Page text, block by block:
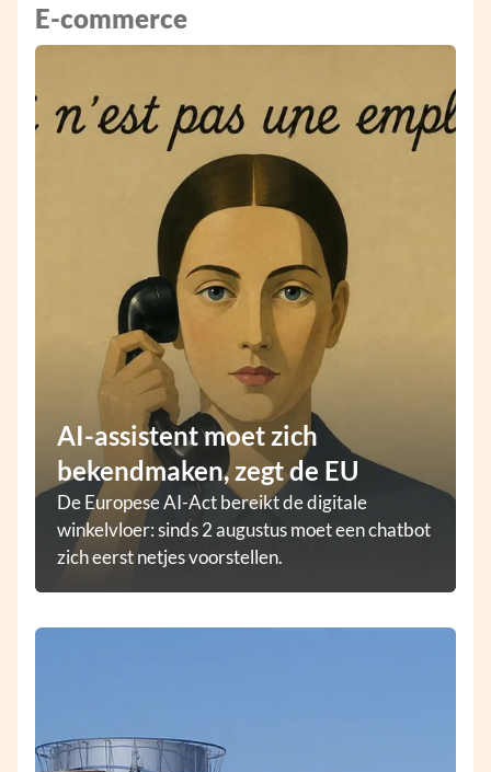
E-commerce
AI-assistent moet zich
bekendmaken, zegt de EU
De Europese AI-Act bereikt de digitale
winkelvloer: sinds 2 augustus moet een chatbot
zich eerst netjes voorstellen.